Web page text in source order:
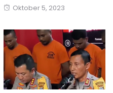
Posted
Oktober 5, 2023